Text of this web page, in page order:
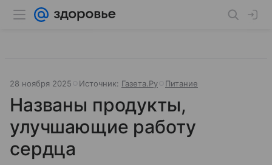
28 ноября 2025 Источник: Газета.Ру Питание
Названы продукты,
улучшающие работу
сердца